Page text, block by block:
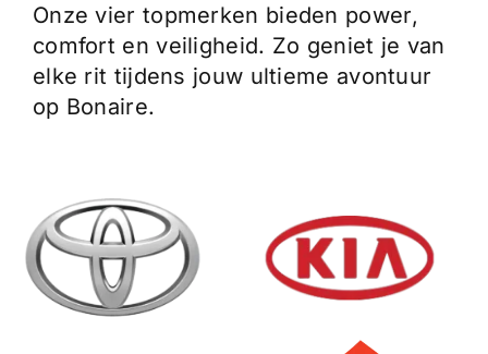
Onze vier topmerken bieden power,
comfort en veiligheid. Zo geniet je van
elke rit tijdens jouw ultieme avontuur
op Bonaire.